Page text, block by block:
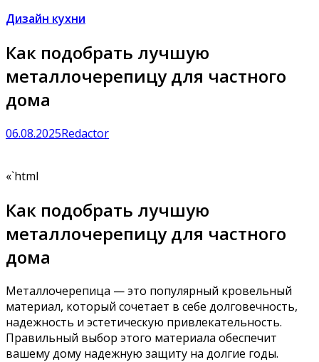
Дизайн кухни
Как подобрать лучшую
металлочерепицу для частного
дома
06.08.2025Redactor
«`html
Как подобрать лучшую
металлочерепицу для частного
дома
Металлочерепица — это популярный кровельный
материал, который сочетает в себе долговечность,
надежность и эстетическую привлекательность.
Правильный выбор этого материала обеспечит
вашему дому надежную защиту на долгие годы.